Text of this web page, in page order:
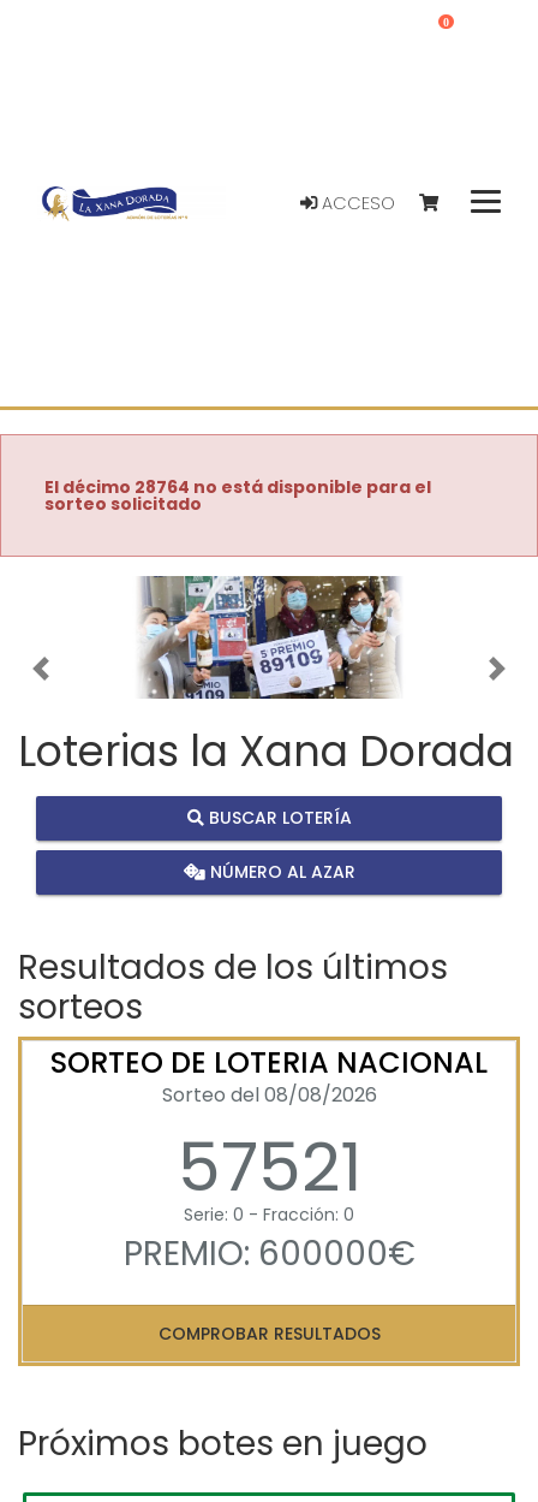
ACCESO
0
El décimo 28764 no está disponible para el
sorteo solicitado
Imagen anterior
Loterias la Xana Dorada
BUSCAR LOTERÍA
NÚMERO AL AZAR
Resultados de los últimos
sorteos
SORTEO DE LOTERIA NACIONAL
Sorteo del 08/08/2026
57521
Serie: 0 - Fracción: 0
PREMIO: 600000€
COMPROBAR RESULTADOS
Próximos botes en juego